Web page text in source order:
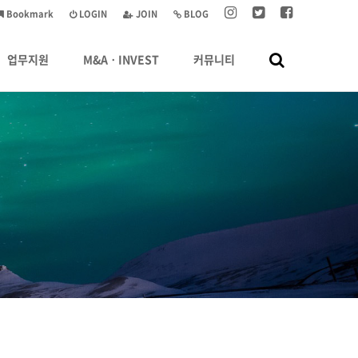
BLOG
JOIN
LOGIN
Bookmark
업무지원 M&AㆍINVEST 커뮤니티